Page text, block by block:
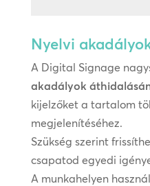
Nyelvi
A Digital Signage
akadályok
kijelzőket a tartalom
megjelenítéséhez.
Szükség szerint
csapatod egyedi
A munkahelyen